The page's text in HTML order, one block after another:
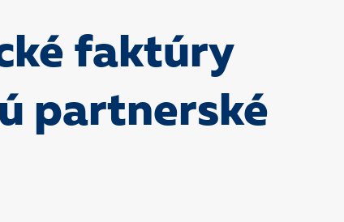
faktúry
partnerské